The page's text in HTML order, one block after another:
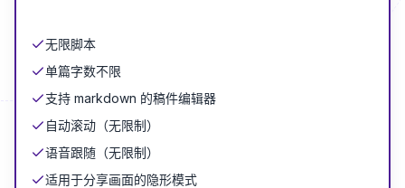
无限脚本
单篇字数不限
支持 markdown 的稿件编辑器
自动滚动（无限制）
语音跟随（无限制）
适用于分享画面的隐形模式